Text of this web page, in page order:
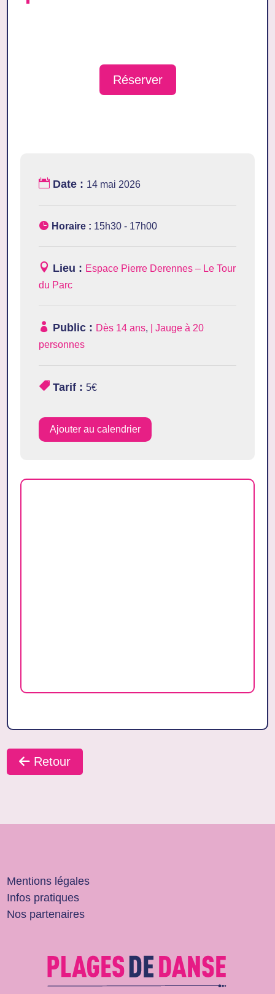
Réserver
Date : 14 mai 2026
Horaire : 15h30 - 17h00
Lieu : Espace Pierre Derennes – Le Tour
du Parc
Public : Dès 14 ans,
| Jauge à 20
personnes
Tarif :5€
Ajouter au calendrier
Retour
Mentions légales
Infos pratiques
Nos partenaires